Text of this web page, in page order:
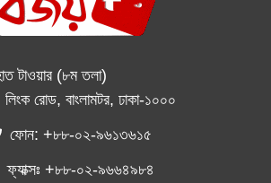
টাওয়ার (৮ম তলা)
রোড, বাংলামটর, ঢাকা-১০০০
ফোন: +৮৮-০২-৯৬১৩৬১৫
ফ্যাক্সঃ +৮৮-০২-৯৬৬৪৯৮৪